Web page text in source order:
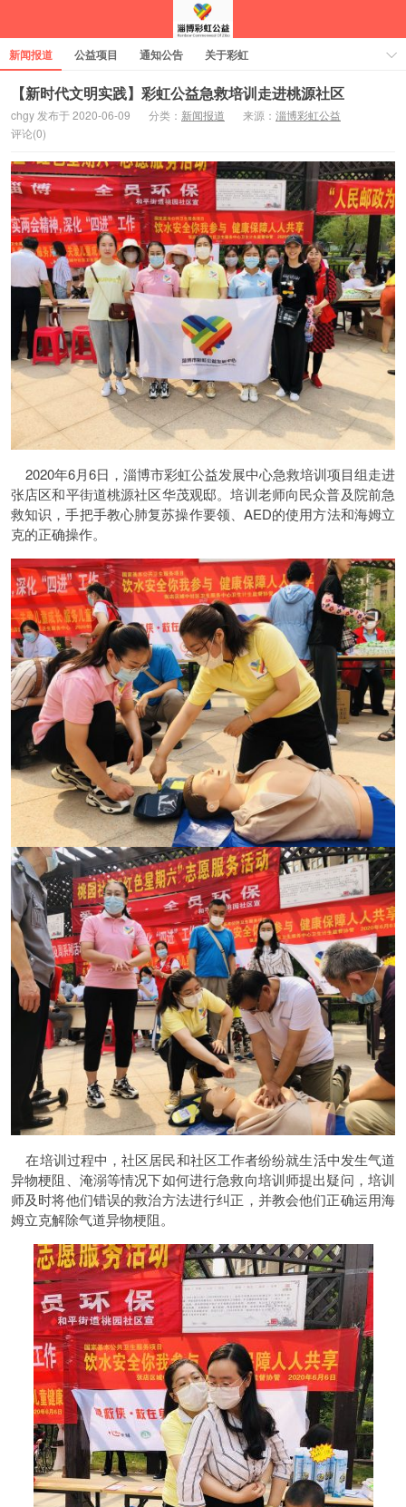
新闻报道 公益项目 通知公告 关于彩虹
【新时代文明实践】彩虹公益急救培训走进桃源社区
chgy 发布于 2020-06-09 分类： 新闻报道 来源： 淄博彩虹公益
评论(0)
2020年6月6日，淄博市彩虹公益发展中心急救培训项目组走进
张店区和平街道桃源社区华茂观邸。培训老师向民众普及院前急
救知识，手把手教心肺复苏操作要领、AED的使用方法和海姆立
克的正确操作。
在培训过程中，社区居民和社区工作者纷纷就生活中发生气道
异物梗阻、淹溺等情况下如何进行急救向培训师提出疑问，培训
师及时将他们错误的救治方法进行纠正，并教会他们正确运用海
姆立克解除气道异物梗阻。